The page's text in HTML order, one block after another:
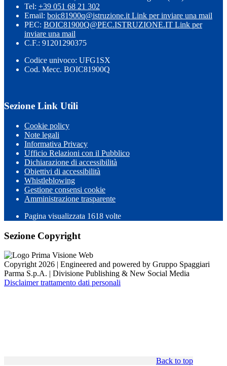
Tel: +39 051 68 21 302
Email: boic81900q@istruzione.it Link per inviare una mail
PEC: BOIC81900Q@PEC.ISTRUZIONE.IT Link per
inviare una mail
C.F.: 91201290375
Codice univoco: UFG1SX
Cod. Mecc. BOIC81900Q
Sezione Link Utili
Cookie policy
Note legali
Informativa Privacy
Ufficio Relazioni con il Pubblico
Dichiarazione di accessibilità
Obiettivi di accessibilità
Whistleblowing
Gestione consensi cookie
Amministrazione trasparente
Pagina visualizzata 1618 volte
Sezione Copyright
Copyright 2026 | Engineered and powered by Gruppo Spaggiari
Parma S.p.A. | Divisione Publishing & New Social Media
Disclaimer trattamento dati personali
Back to top